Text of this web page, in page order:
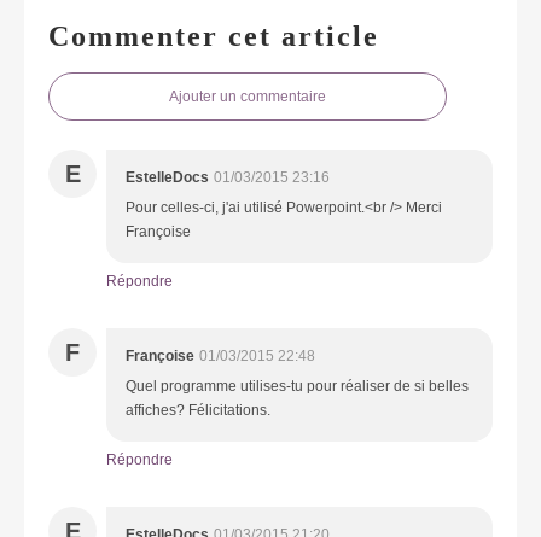
Commenter cet article
Ajouter un commentaire
E EstelleDocs 01/03/2015 23:16
Pour celles-ci, j'ai utilisé Powerpoint.<br /> Merci
Françoise
Répondre
F Françoise 01/03/2015 22:48
Quel programme utilises-tu pour réaliser de si belles
affiches? Félicitations.
Répondre
E